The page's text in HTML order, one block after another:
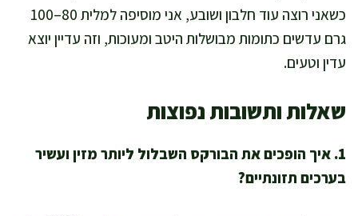
כשאני רוצה עוד חלבון ושובע, אני מוסיפה למלית 80–100
גרם עדשים כתומות מבושלות היטב ומעוכות, וזה עדיין יוצא
עדין וטעים.
שאלות ותשובות נפוצות
1. איך הופכים את הבורקס השבלול ליותר מזין ועשיר
בערכים תזונתיים?